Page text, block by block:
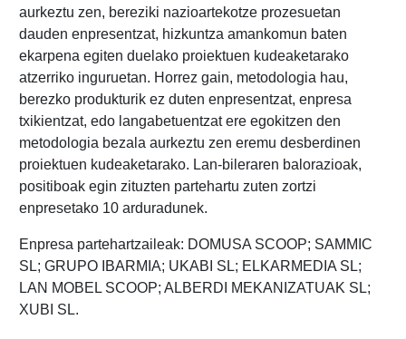
aurkeztu zen, bereziki nazioartekotze prozesuetan
dauden enpresentzat, hizkuntza amankomun baten
ekarpena egiten duelako proiektuen kudeaketarako
atzerriko inguruetan. Horrez gain, metodologia hau,
berezko produkturik ez duten enpresentzat, enpresa
txikientzat, edo langabetuentzat ere egokitzen den
metodologia bezala aurkeztu zen eremu desberdinen
proiektuen kudeaketarako. Lan-bileraren balorazioak,
positiboak egin zituzten partehartu zuten zortzi
enpresetako 10 arduradunek.
Enpresa partehartzaileak: DOMUSA SCOOP; SAMMIC
SL; GRUPO IBARMIA; UKABI SL; ELKARMEDIA SL;
LAN MOBEL SCOOP; ALBERDI MEKANIZATUAK SL;
XUBI SL.